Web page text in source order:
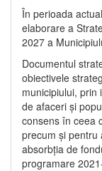
În perioada
elaborare a
2027 a
Documentul
obiectivele
municipiului, prin
de afaceri și
consens în ceea
precum și pentru
absorbția de
programare